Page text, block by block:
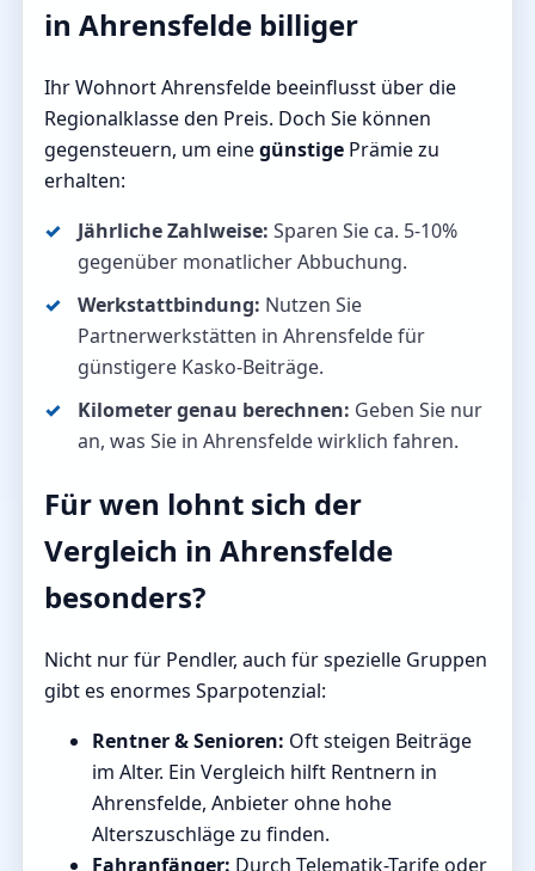
in Ahrensfelde billiger
Ihr Wohnort Ahrensfelde beeinflusst über die
Regionalklasse den Preis. Doch Sie können
gegensteuern, um einegünstige Prämie zu
erhalten:
Jährliche Zahlweise: Sparen Sie ca. 5-10%
gegenüber monatlicher Abbuchung.
Werkstattbindung: Nutzen Sie
Partnerwerkstätten in Ahrensfelde für
günstigere Kasko-Beiträge.
Kilometer genau berechnen: Geben Sie nur
an, was Sie in Ahrensfelde wirklich fahren.
Für wen lohnt sich der
Vergleich in Ahrensfelde
besonders?
Nicht nur für Pendler, auch für spezielle Gruppen
gibt es enormes Sparpotenzial:
Rentner & Senioren: Oft steigen Beiträge
im Alter. Ein Vergleich hilft Rentnern in
Ahrensfelde, Anbieter ohne hohe
Alterszuschläge zu finden.
Fahranfänger: Durch Telematik-Tarife oder